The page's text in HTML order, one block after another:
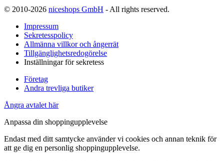
© 2010-2026 niceshops GmbH - All rights reserved.
Impressum
Sekretesspolicy
Allmänna villkor och ångerrät
Tillgänglighetsredogörelse
Inställningar för sekretess
Företag
Andra trevliga butiker
Ångra avtalet här
Anpassa din shoppingupplevelse
Endast med ditt samtycke använder vi cookies och annan teknik för
att ge dig en personlig shoppingupplevelse.